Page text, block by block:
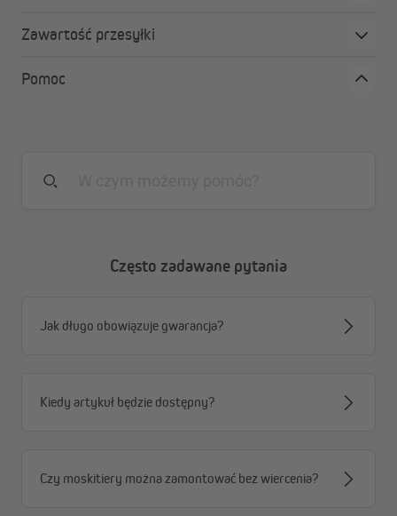
Zawartość przesyłki
Pomoc
Często zadawane pytania
Jak długo obowiązuje gwarancja?
Kiedy artykuł będzie dostępny?
Czy moskitiery można zamontować bez wiercenia?